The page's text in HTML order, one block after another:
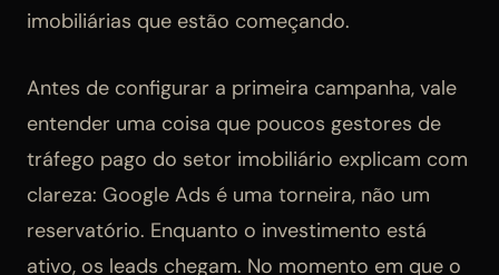
imobiliárias que estão começando.
Antes de configurar a primeira campanha, vale
entender uma coisa que poucos gestores de
tráfego pago do setor imobiliário explicam com
clareza: Google Ads é uma torneira, não um
reservatório. Enquanto o investimento está
ativo, os leads chegam. No momento em que o